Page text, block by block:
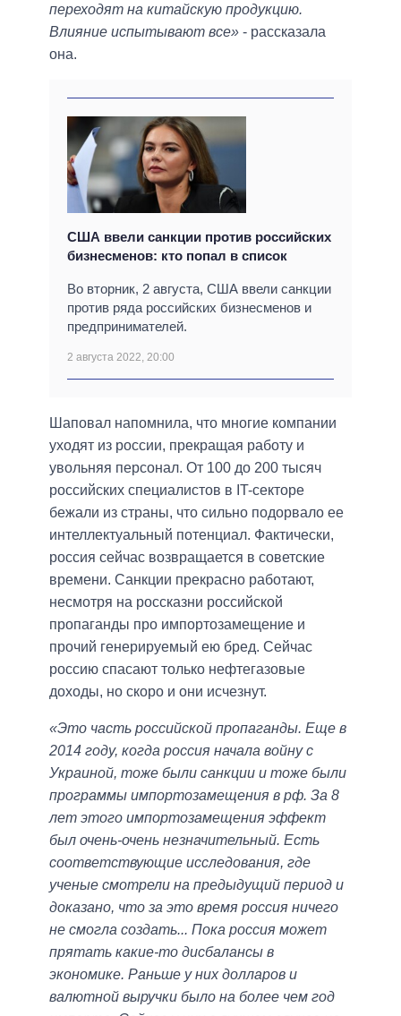
переходят на китайскую продукцию.
Влияние испытывают все» - рассказала
она.
США ввели санкции против российских
бизнесменов: кто попал в список
Во вторник, 2 августа, США ввели санкции
против ряда российских бизнесменов и
предпринимателей.
2 августа 2022, 20:00
Шаповал напомнила, что многие компании
уходят из россии, прекращая работу и
увольняя персонал. От 100 до 200 тысяч
российских специалистов в IT-секторе
бежали из страны, что сильно подорвало ее
интеллектуальный потенциал. Фактически,
россия сейчас возвращается в советские
времени. Санкции прекрасно работают,
несмотря на россказни российской
пропаганды про импортозамещение и
прочий генерируемый ею бред. Сейчас
россию спасают только нефтегазовые
доходы, но скоро и они исчезнут.
«Это часть российской пропаганды. Еще в
2014 году, когда россия начала войну с
Украиной, тоже были санкции и тоже были
программы импортозамещения в рф. За 8
лет этого импортозамещения эффект
был очень-очень незначительный. Есть
соответствующие исследования, где
ученые смотрели на предыдущий период и
доказано, что за это время россия ничего
не смогла создать... Пока россия может
прятать какие-то дисбалансы в
экономике. Раньше у них долларов и
валютной выручки было на более чем год